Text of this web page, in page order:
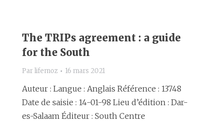
The TRIPs agreement : a guide
for the South
Par lifemoz 16 mars 2021
Auteur : Langue : Anglais Référence : 13748
Date de saisie : 14-01-98 Lieu d’édition : Dar-
es-Salaam Éditeur : South Centre